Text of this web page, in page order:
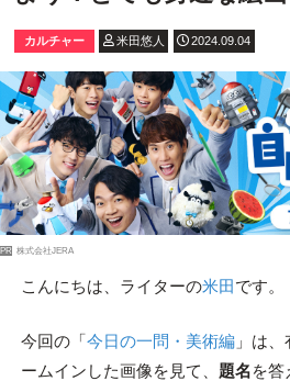
カルチャー 米田悠人 2024.09.04
PR 株式会社JERA
こんにちは、ライターの米田です。
今回の「今日の一問・美術編」は、
ームインした画像を見て、 題名を答